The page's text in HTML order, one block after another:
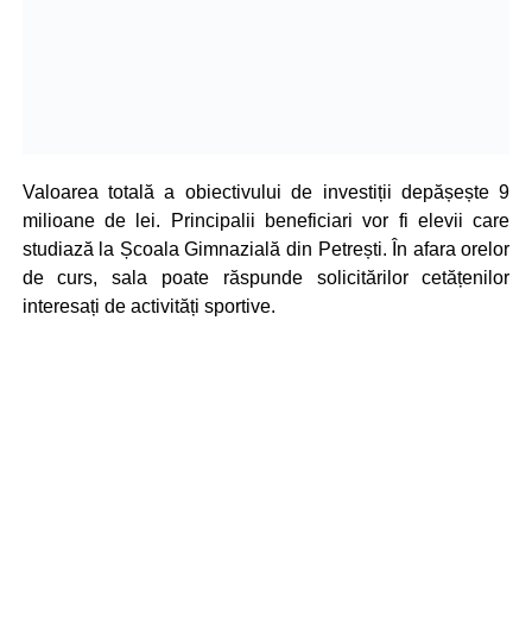
Valoarea totală a obiectivului de investiții depășește 9
milioane de lei. Principalii beneficiari vor fi elevii care
studiază la Școala Gimnazială din Petrești. În afara orelor
de curs, sala poate răspunde solicitărilor cetățenilor
interesați de activități sportive.